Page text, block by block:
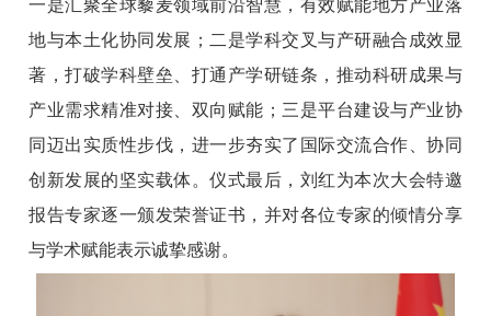
一是汇聚全球藜麦领域前沿智慧，有效赋能地方产业落
地与本土化协同发展；二是学科交叉与产研融合成效显
著，打破学科壁垒、打通产学研链条，推动科研成果与
产业需求精准对接、双向赋能；三是平台建设与产业协
同迈出实质性步伐，进一步夯实了国际交流合作、协同
创新发展的坚实载体。仪式最后，刘红为本次大会特邀
报告专家逐一颁发荣誉证书，并对各位专家的倾情分享
与学术赋能表示诚挚感谢。